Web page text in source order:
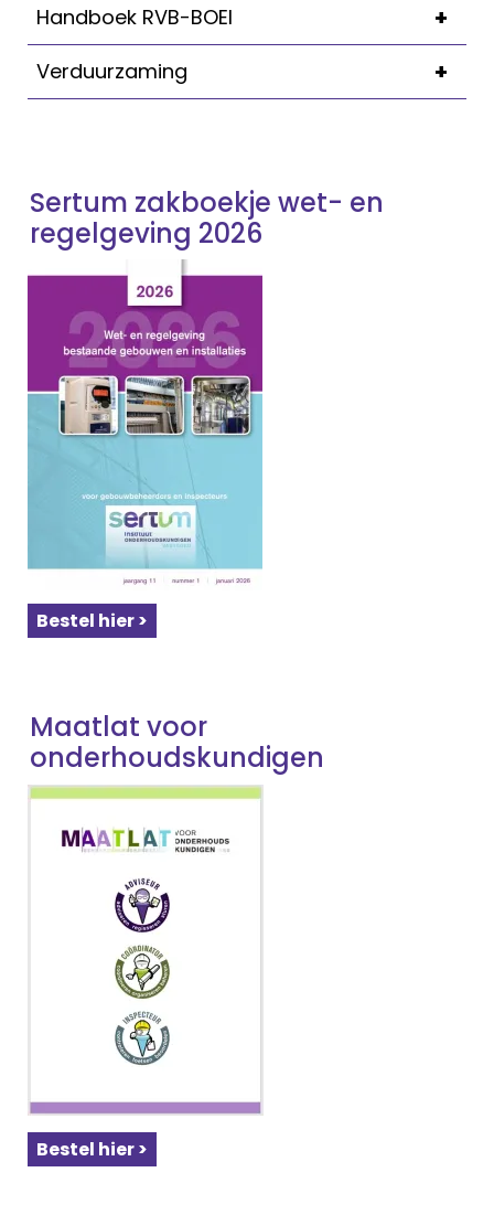
+
Handboek RVB-BOEI
+
Verduurzaming
Sertum zakboekje wet- en
regelgeving 2026
Bestel hier >
Maatlat voor
onderhoudskundigen
Bestel hier >